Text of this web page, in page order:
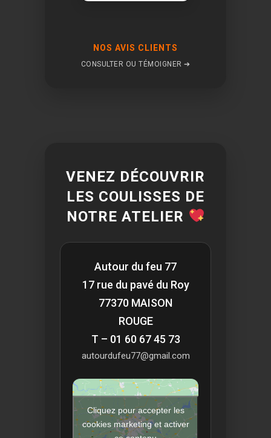
NOS AVIS CLIENTS
CONSULTER OU TÉMOIGNER ➔
VENEZ DÉCOUVRIR
LES COULISSES DE
NOTRE ATELIER
Autour du feu 77
17 rue du pavé du Roy
77370 MAISON
ROUGE
T – 01 60 67 45 73
autourdufeu77@gmail.com
Cliquez pour accepter les
cookies marketing et activer